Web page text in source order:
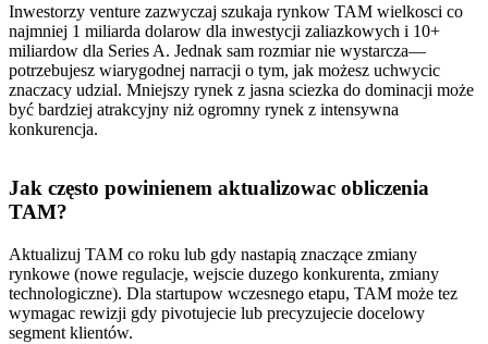
Inwestorzy venture zazwyczaj szukaja rynkow TAM wielkosci co
najmniej 1 miliarda dolarow dla inwestycji zaliazkowych i 10+
miliardow dla Series A. Jednak sam rozmiar nie wystarcza—
potrzebujesz wiarygodnej narracji o tym, jak możesz uchwycic
znaczacy udzial. Mniejszy rynek z jasna sciezka do dominacji może
być bardziej atrakcyjny niż ogromny rynek z intensywna
konkurencja.
Jak często powinienem aktualizowac obliczenia
TAM?
Aktualizuj TAM co roku lub gdy nastapią znaczące zmiany
rynkowe (nowe regulacje, wejscie duzego konkurenta, zmiany
technologiczne). Dla startupow wczesnego etapu, TAM może tez
wymagac rewizji gdy pivotujecie lub precyzujecie docelowy
segment klientów.